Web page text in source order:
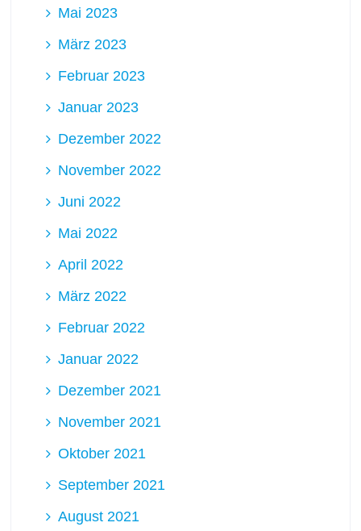
Mai 2023
März 2023
Februar 2023
Januar 2023
Dezember 2022
November 2022
Juni 2022
Mai 2022
April 2022
März 2022
Februar 2022
Januar 2022
Dezember 2021
November 2021
Oktober 2021
September 2021
August 2021